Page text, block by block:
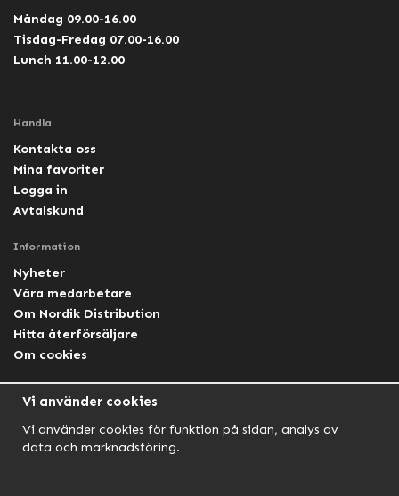
Måndag 09.00-16.00
Tisdag-Fredag 07.00-16.00
Lunch 11.00-12.00
Handla
Kontakta oss
Mina favoriter
Logga in
Avtalskund
Information
Nyheter
Våra medarbetare
Om Nordik Distribution
Hitta återförsäljare
Om cookies
Facebook Lightforce Sweden
Vi använder cookies
Vi använder cookies för funktion på sidan, analys av
data och marknadsföring.